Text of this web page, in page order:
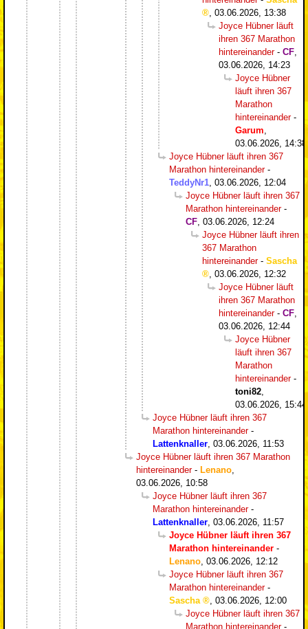
03.06.2026, 13:38
Joyce Hübner läuft
ihren 367 Marathon
hintereinander- CF
03.06.2026, 14:23
Joyce Hübner
läuft ihren 367
Marathon
hintereinander-
Garum
03.06.2026, 14:38
Joyce Hübner läuft ihren 367
Marathon hintereinander-
TeddyNr1 03.06.2026, 12:04
Joyce Hübner läuft ihren 367
Marathon hintereinander-
CF 03.06.2026, 12:24
Joyce Hübner läuft ihren
367 Marathon
hintereinander- Sascha
03.06.2026, 12:32
Joyce Hübner läuft
ihren 367 Marathon
hintereinander- CF
03.06.2026, 12:44
Joyce Hübner
läuft ihren 367
Marathon
hintereinander-
toni82
03.06.2026, 15:44
Joyce Hübner läuft ihren 367
Marathon hintereinander-
Lattenknaller 03.06.2026, 11:53
Joyce Hübner läuft ihren 367 Marathon
hintereinander- Lenano
03.06.2026, 10:58
Joyce Hübner läuft ihren 367
Marathon hintereinander-
Lattenknaller 03.06.2026, 11:57
Joyce Hübner läuft ihren 367
Marathon hintereinander -
Lenano 03.06.2026, 12:12
Joyce Hübner läuft ihren 367
Marathon hintereinander-
Sascha
03.06.2026, 12:00
Joyce Hübner läuft ihren 367
Marathon hintereinander-